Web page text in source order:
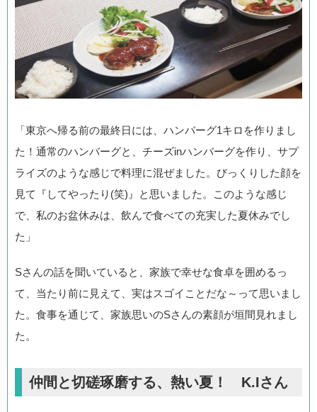
「東京へ帰る前の最終日には、ハンバーグ1キロを作りまし
た！通常のハンバーグと、チーズinハンバーグを作り、サプ
ライズのような感じで料理に混ぜました。びっくりした顔を
見て『してやったり(笑)』と思いました。このような感じ
で、私のお盆休みは、飲んで食べての充実した夏休みでし
た」
Sさんの話を聞いていると、家族で幸せな食卓を囲めるっ
て、当たり前に見えて、実はスゴイことだな～って思いまし
た。食事を通じて、家族思いのSさんの素顔が垣間見れまし
た。
仲間と切磋琢磨する、熱い夏！ K.Iさん